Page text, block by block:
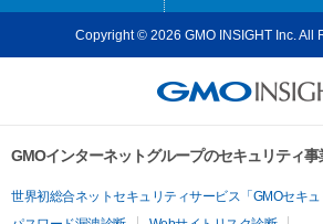
Copyright © 2026 GMO INSIGHT Inc. All
GMOインターネットグループのセキュリティ事
世界初総合ネットセキュリティサービス「GMOセキュ